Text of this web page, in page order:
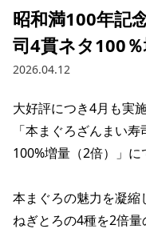
組織図
所在地
焼とりてっぱん
せんと
海老どて食堂
コーポレートガ
財務情報
業績推移
財政状況
株式情報
IRライブラリ
決算短信
株価情報
パート・アルバ
お問い合わせ
お問い合わせト
ご意見・アンケ
このサイトについ
プライバシーポリ
リンク集
サイトマップ
昭和満100年記
司4貫ネタ100
2026.04.12
大好評につき4月も実
「本まぐろざんまい
100%増量（2倍）」に
本まぐろの魅力を凝縮
ねぎとろの4種を2倍